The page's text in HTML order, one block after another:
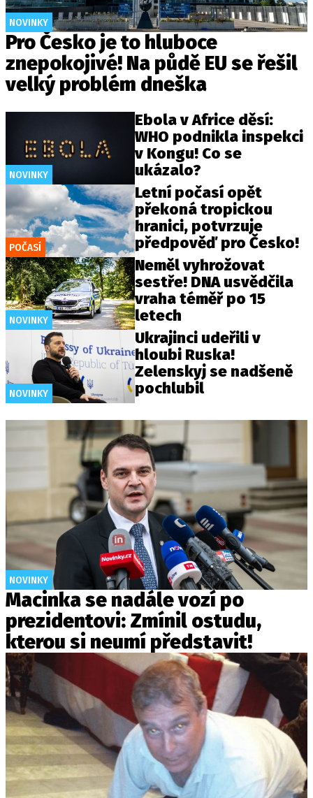
NOVINKY
Pro Česko je to hluboce
znepokojivé! Na půdě EU se řešil
velký problém dneška
NOVINKY
Ebola v Africe děsí:
WHO podnikla inspekci
v Kongu! Co se
ukázalo?
POČASÍ
Letní počasí opět
překoná tropickou
hranici, potvrzuje
předpověď pro Česko!
NOVINKY
Neměl vyhrožovat
sestře! DNA usvědčila
vraha téměř po 15
letech
NOVINKY
Ukrajinci udeřili v
hloubi Ruska!
Zelenskyj se nadšeně
pochlubil
NOVINKY
Macinka se nadále vozí po
prezidentovi: Zmínil ostudu,
kterou si neumí představit!